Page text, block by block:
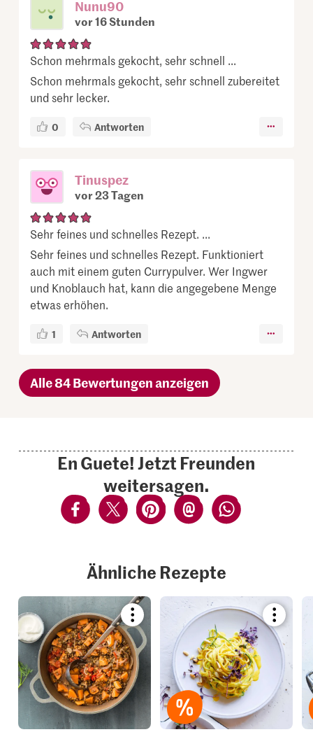
Nunu90
vor 16 Stunden
Schon mehrmals gekocht, sehr schnell ...
Schon mehrmals gekocht, sehr schnell zubereitet
und sehr lecker.
0 Antworten
Tinuspez
vor 23 Tagen
Sehr feines und schnelles Rezept. ...
Sehr feines und schnelles Rezept. Funktioniert
auch mit einem guten Currypulver. Wer Ingwer
und Knoblauch hat, kann die angegebene Menge
etwas erhöhen.
1 Antworten
Alle 84 Bewertungen anzeigen
En Guete! Jetzt Freunden
weitersagen.
Ähnliche Rezepte
Bookmark
recipe
or
add
it
to
your
collections.
recipe
or
add
your